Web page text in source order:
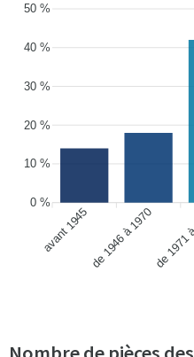
50 %
40 %
30 %
20 %
10 %
0 %
avant 1945 de 1946 à 1970 de